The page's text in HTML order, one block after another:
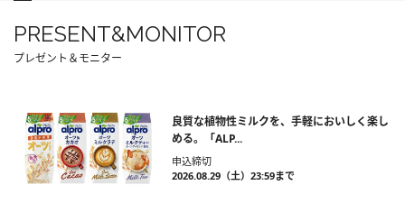
PRESENT&MONITOR
プレゼント＆モニター
良質な植物性ミルクを、手軽においしく楽し
める。「ALP...
申込締切
2026.08.29（土）23:59まで